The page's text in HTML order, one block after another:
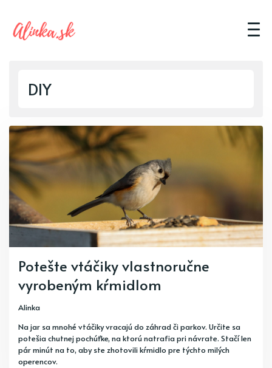
DIY
Potešte vtáčiky vlastnoručne
vyrobeným kŕmidlom
Alinka
Na jar sa mnohé vtáčiky vracajú do záhrad či parkov. Určite sa
potešia chutnej pochúťke, na ktorú natrafia pri návrate. Stačí len
pár minút na to, aby ste zhotovili kŕmidlo pre týchto milých
operencov.